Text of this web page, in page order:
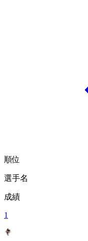
順位
選手名
成績
1